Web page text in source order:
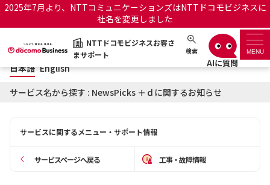
2025年7月より、NTTコミュニケーションズはNTTドコモビジネスに
社名を変更しました
NTTドコモビジネスお客さ
まサポート
検索 MENU
NTTドコモビジネスお客さまサポート 日本語 English
サポートトップ
日本語 English
サービス名から探す : NewsPicks ＋ｄに関するお知らせ
サービスに関するメニュー・サポート情報
サービスページへ戻る 工事・故障情報